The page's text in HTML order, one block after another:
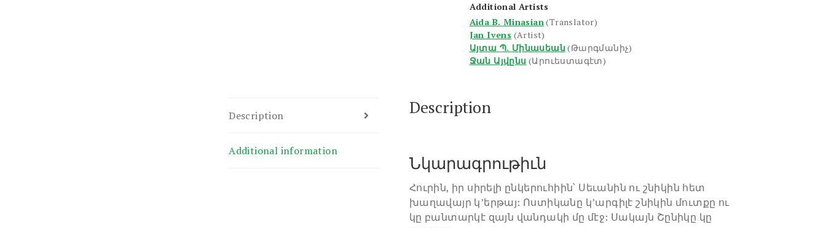
Additional Artists
Aida B. Minasian(Translator)
Jan Ivens (Artist)
Այտա Պ. Մինասեան(Թարգմանիչ)
Ջան Այվընս (Արուեստագէտ)
Description
Additional information
Description
Նկարագրութիւն
Հուրին, իր սիրելի ընկերուհիին՝ Սեւանին ու շնիկին հետ
խաղավայր կ’երթայ: Ոստիկանը կ’արգիլէ շնիկին մուտքը ու
կը բանտարկէ զայն վանդակի մը մէջ: Սակայն Շընիկը կը